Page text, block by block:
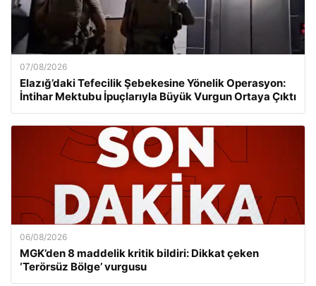
07/08/2026
Elazığ’daki Tefecilik Şebekesine Yönelik Operasyon:
İntihar Mektubu İpuçlarıyla Büyük Vurgun Ortaya Çıktı
06/08/2026
MGK’den 8 maddelik kritik bildiri: Dikkat çeken
‘Terörsüz Bölge’ vurgusu